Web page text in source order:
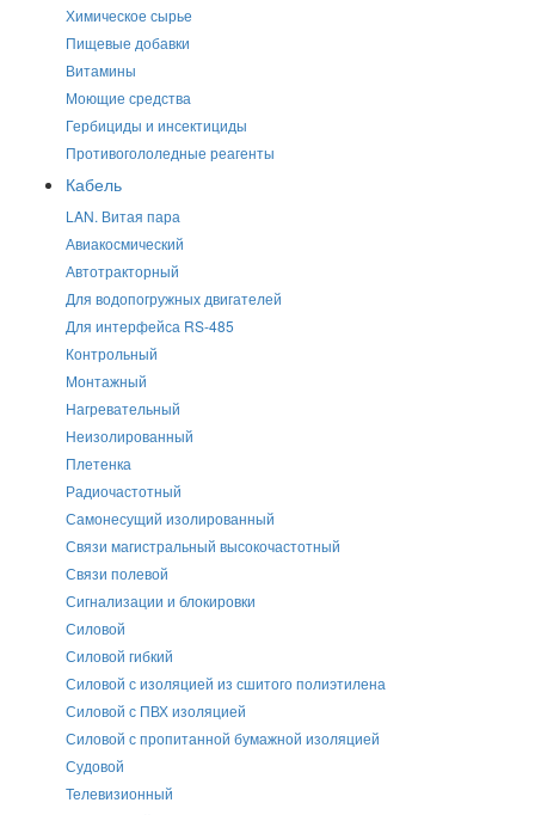
Химическое сырье
Пищевые добавки
Витамины
Моющие средства
Гербициды и инсектициды
Противогололедные реагенты
Кабель
LAN. Витая пара
Авиакосмический
Автотракторный
Для водопогружных двигателей
Для интерфейса RS-485
Контрольный
Монтажный
Нагревательный
Неизолированный
Плетенка
Радиочастотный
Самонесущий изолированный
Связи магистральный высокочастотный
Связи полевой
Сигнализации и блокировки
Силовой
Силовой гибкий
Силовой с изоляцией из сшитого полиэтилена
Силовой с ПВХ изоляцией
Силовой с пропитанной бумажной изоляцией
Судовой
Телевизионный